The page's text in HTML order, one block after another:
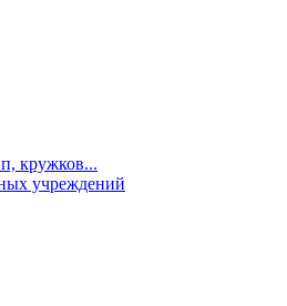
кружков...
учреждений